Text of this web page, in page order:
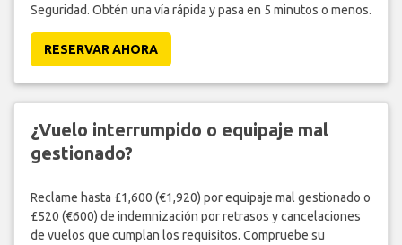
Seguridad. Obtén una vía rápida y pasa en 5 minutos o menos.
RESERVAR AHORA
¿Vuelo interrumpido o equipaje mal
gestionado?
Reclame hasta £1,600 (€1,920) por equipaje mal gestionado o
£520 (€600) de indemnización por retrasos y cancelaciones
de vuelos que cumplan los requisitos. Compruebe su